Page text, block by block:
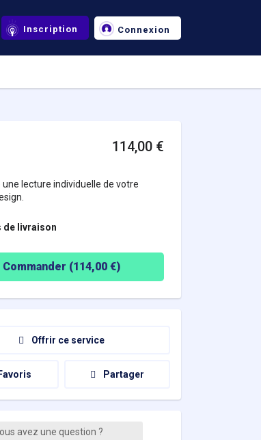
Inscription Connexion
114,00 €
une lecture individuelle de votre
de livraison
Commander (114,00 €)
Offrir ce service
Favoris Partager
avez une question ?